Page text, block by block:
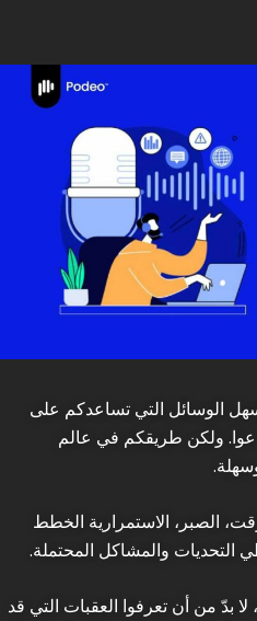
الوسائل التي تساعدكم على
ولكن طريقكم في عالم
الصبر، الاستمرارية الخطط
التحديات والمشاكل المحتملة.
، لا بدّ من أن تعرفوا العقبات التي قد